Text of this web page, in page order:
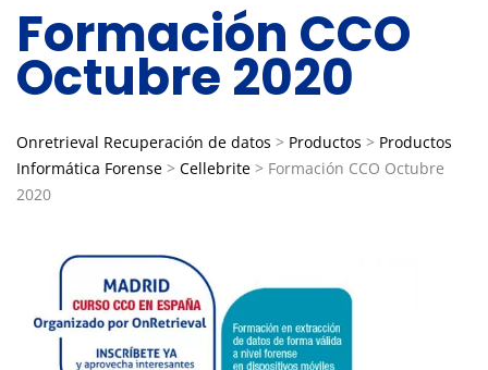
Formación CCO
Octubre 2020
Onretrieval Recuperación de datos > Productos > Productos
Informática Forense > Cellebrite > Formación CCO Octubre
2020